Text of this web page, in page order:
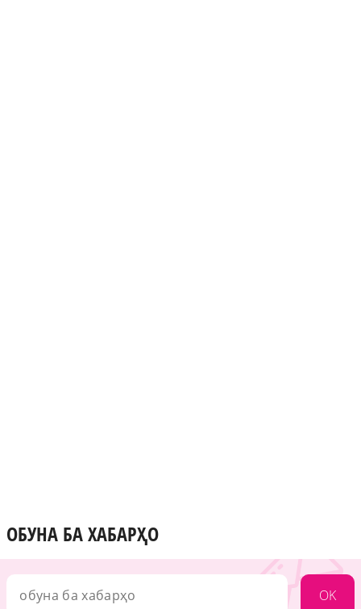
ОБУНА БА ХАБАРҲО
OK